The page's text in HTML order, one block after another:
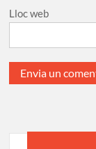
Lloc web